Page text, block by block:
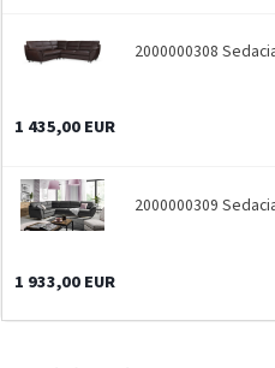
2000000308
1 435,00 EUR
2000000309
1 933,00 EUR